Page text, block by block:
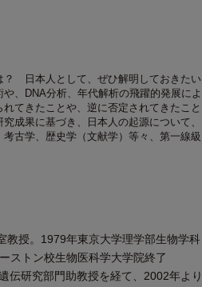
日本人として、ぜひ解明しておきたい
、DNA分析、年代解析の飛躍的発展によ
てきたことや、逆に否定されてきたこと
成果に基づき、日本人の起源について、
古学、歴史学（文献学）等々、第一線級
教授。1979年東京大学理学部生物学科
ストン校生物医科学大学院終了
伝研究部門助教授を経て、2002年より